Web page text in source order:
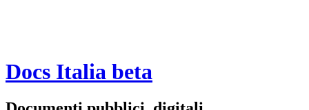
Docs Italia beta